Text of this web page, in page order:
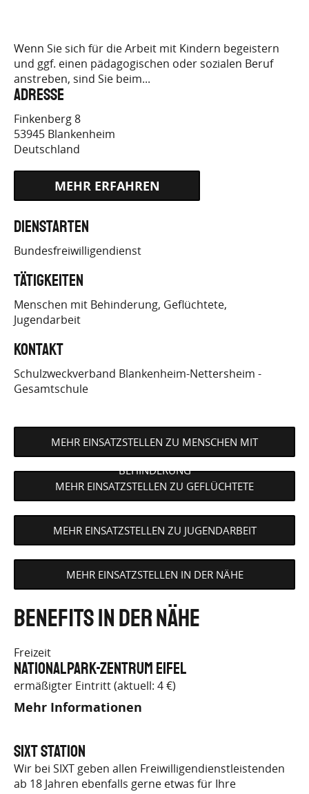
Wenn Sie sich für die Arbeit mit Kindern begeistern
und ggf. einen pädagogischen oder sozialen Beruf
anstreben, sind Sie beim...
Adresse
Finkenberg 8
53945 Blankenheim
Deutschland
EINSATZS…
Dienstarten
Bundesfreiwilligendienst
Tätigkeiten
Menschen mit Behinderung Geflüchtete
Jugendarbeit
Kontakt
Schulzweckverband Blankenheim-Nettersheim -
Gesamtschule
MEHR EINSATZSTELLEN ZU MENSCHEN MIT
BEHINDERUNG
MEHR EINSATZSTELLEN ZU GEFLÜCHTETE
MEHR EINSATZSTELLEN ZU JUGENDARBEIT
MEHR EINSATZSTELLEN IN DER NÄHE
Benefits in der Nähe
Freizeit
Nationalpark-Zentrum Eifel
ermäßigter Eintritt (aktuell: 4 €)
Mehr Informationen
SIXT Station
Wir bei SIXT geben allen Freiwilligendienstleistenden
ab 18 Jahren ebenfalls gerne etwas für Ihre